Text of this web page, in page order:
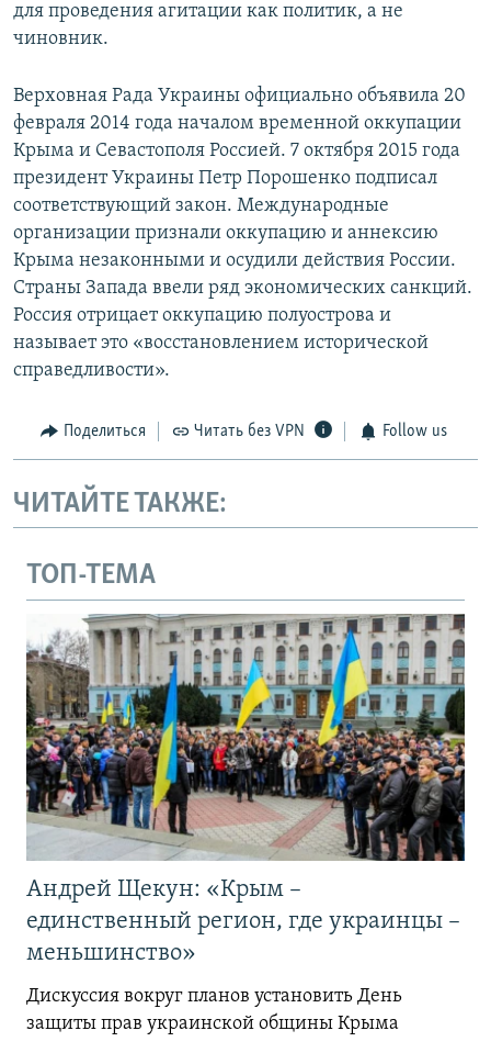
для проведения агитации как политик, а не
чиновник.
Верховная Рада Украины официально объявила 20
февраля 2014 года началом временной оккупации
Крыма и Севастополя Россией. 7 октября 2015 года
президент Украины Петр Порошенко подписал
соответствующий закон. Международные
организации признали оккупацию и аннексию
Крыма незаконными и осудили действия России.
Страны Запада ввели ряд экономических санкций.
Россия отрицает оккупацию полуострова и
называет это «восстановлением исторической
справедливости».
Поделиться Читать без VPN Follow us
ЧИТАЙТЕ ТАКЖЕ:
ТОП-ТЕМА
Андрей Щекун: «Крым –
единственный регион, где украинцы –
меньшинство»
Дискуссия вокруг планов установить День
защиты прав украинской общины Крыма